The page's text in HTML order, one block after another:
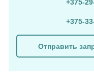
+375-
+375-
Отправить